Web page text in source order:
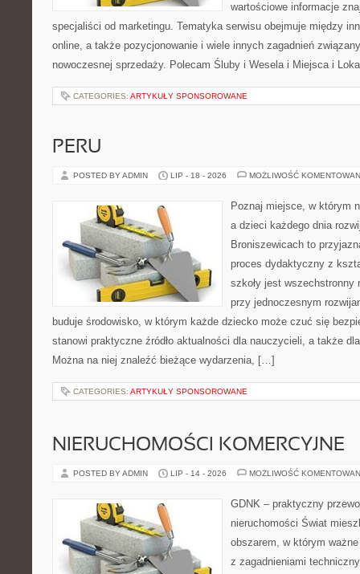
wartościowe informacje
specjaliści od marketingu. Tematyka serwisu obejmuje między
online, a także pozycjonowanie i wiele innych zagadnień
nowoczesnej sprzedaży. Polecam Śluby i Wesela i Miejsca i
CATEGORIES: ARTYKUŁY SPONSOROWANE
PERU
POSTED BY ADMIN LIP - 18 - 2026 MOŻLIWOŚĆ
Poznaj miejsce, w którym
a dzieci każdego dnia
Broniszewicach to
proces dydaktyczny z
szkoły jest wszechstronny
przy jednoczesnym
buduje środowisko, w którym każde dziecko może czuć się
stanowi praktyczne źródło aktualności dla nauczycieli, a także
Można na niej znaleźć bieżące wydarzenia, […]
CATEGORIES: ARTYKUŁY SPONSOROWANE
NIERUCHOMOŚCI KOMERCYJNE
POSTED BY ADMIN LIP - 14 - 2026 MOŻLIWOŚĆ
GDNK – praktyczny
nieruchomości Świat
obszarem, w którym
z zagadnieniami